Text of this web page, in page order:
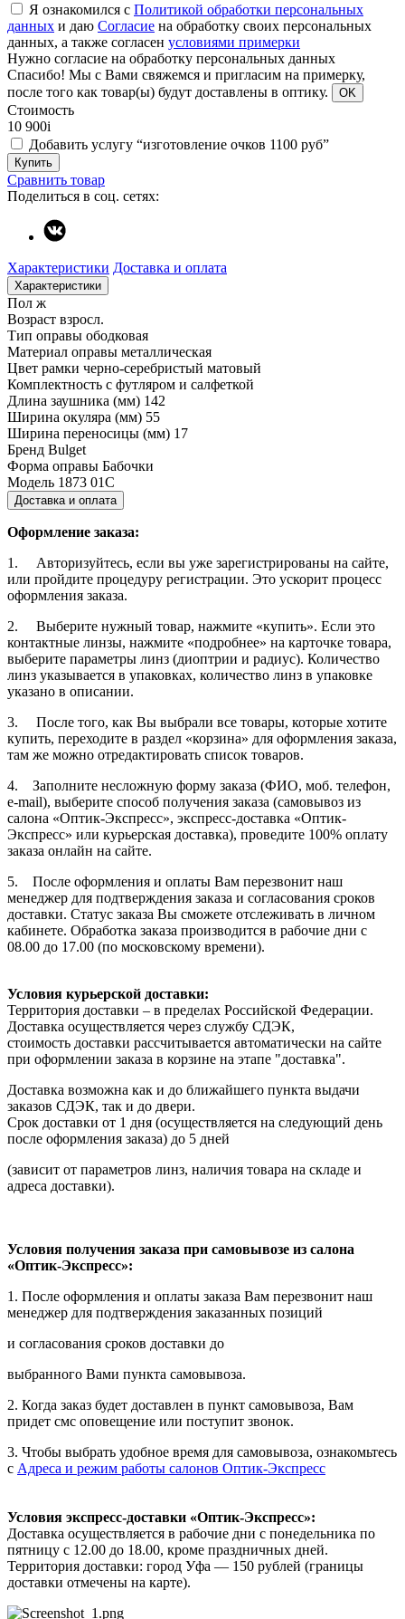
Я ознакомился с Политикой обработки персональных
данных и даю Согласие на обработку своих персональных
данных, а также согласен условиями примерки
Нужно согласие на обработку персональных данных
Спасибо! Мы с Вами свяжемся и пригласим на примерку,
после того как товар(ы) будут доставлены в оптику.
OK
Стоимость
10 900i
Добавить услугу “изготовление очков 1100 руб”
Купить
Сравнить товар
Поделиться в соц. сетях:
Характеристики Доставка и оплата
Характеристики
Пол ж
Возраст взросл.
Тип оправы ободковая
Материал оправы металлическая
Цвет рамки черно-серебристый матовый
Комплектность с футляром и салфеткой
Длина заушника (мм) 142
Ширина окуляра (мм) 55
Ширина переносицы (мм) 17
Бренд Bulget
Форма оправы Бабочки
Модель 1873 01С
Доставка и оплата
Оформление заказа:
1. Авторизуйтесь, если вы уже зарегистрированы на сайте,
или пройдите процедуру регистрации. Это ускорит процесс
оформления заказа.
2. Выберите нужный товар, нажмите «купить». Если это
контактные линзы, нажмите «подробнее» на карточке товара,
выберите параметры линз (диоптрии и радиус). Количество
линз указывается в упаковках, количество линз в упаковке
указано в описании.
3. После того, как Вы выбрали все товары, которые хотите
купить, переходите в раздел «корзина» для оформления заказа,
там же можно отредактировать список товаров.
4. Заполните несложную форму заказа (ФИО, моб. телефон,
e-mail), выберите способ получения заказа (самовывоз из
салона «Оптик-Экспресс», экспресс-доставка «Оптик-
Экспресс» или курьерская доставка), проведите 100% оплату
заказа онлайн на сайте.
5. После оформления и оплаты Вам перезвонит наш
менеджер для подтверждения заказа и согласования сроков
доставки. Статус заказа Вы сможете отслеживать в личном
кабинете. Обработка заказа производится в рабочие дни с
08.00 до 17.00 (по московскому времени).
Условия курьерской доставки:
Территория доставки – в пределах Российской Федерации.
Доставка осуществляется через службу СДЭК,
стоимость доставки рассчитывается автоматически на сайте
при оформлении заказа в корзине на этапе "доставка".
Доставка возможна как и до ближайшего пункта выдачи
заказов СДЭК, так и до двери.
Срок доставки от 1 дня (осуществляется на следующий день
после оформления заказа) до 5 дней
(зависит от параметров линз, наличия товара на складе и
адреса доставки).
Условия получения заказа при самовывозе из салона
«Оптик-Экспресс»:
1. После оформления и оплаты заказа Вам перезвонит наш
менеджер для подтверждения заказанных позиций
и согласования сроков доставки до
выбранного Вами пункта самовывоза.
2. Когда заказ будет доставлен в пункт самовывоза, Вам
придет смс оповещение или поступит звонок.
3. Чтобы выбрать удобное время для самовывоза, ознакомьтесь
с Адреса и режим работы салонов Оптик-Экспресс
Условия экспресс-доставки «Оптик-Экспресс»:
Доставка осуществляется в рабочие дни с понедельника по
пятницу с 12.00 до 18.00, кроме праздничных дней.
Территория доставки: город Уфа — 150 рублей (границы
доставки отмечены на карте).